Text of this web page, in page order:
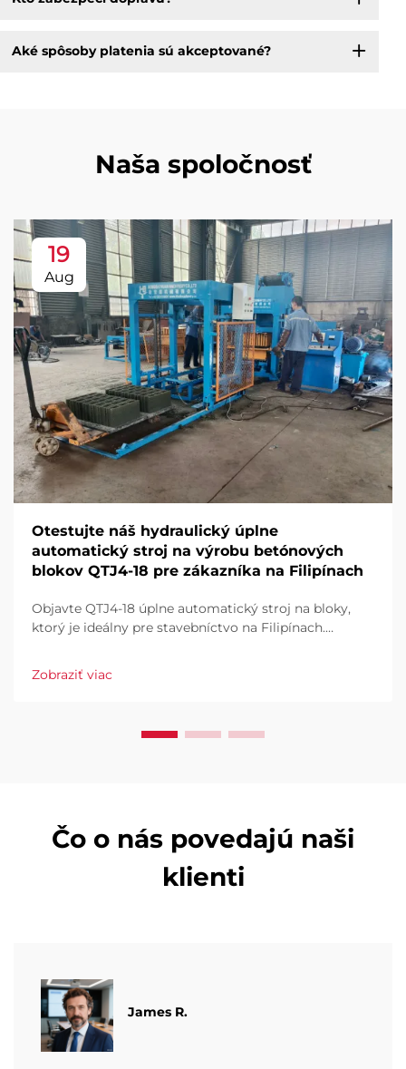
Aké spôsoby platenia sú akceptované?
Naša spoločnosť
19
Aug
Otestujte náš hydraulický úplne
automatický stroj na výrobu betónových
blokov QTJ4-18 pre zákazníka na Filipínach
Objavte QTJ4-18 úplne automatický stroj na bloky,
ktorý je ideálny pre stavebníctvo na Filipínach.
výkon, nízky odpad, plná automatizácia. Vyžiadajte si
ponuku už dnes.
Zobraziť viac
Čo o nás povedajú naši
klienti
James R.